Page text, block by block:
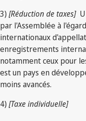
3) [Réduction de taxes]
par l'Assemblée à
internationaux
enregistrements
notamment ceux pour
est un pays en
moins avancés.
4) [Taxe individuelle]